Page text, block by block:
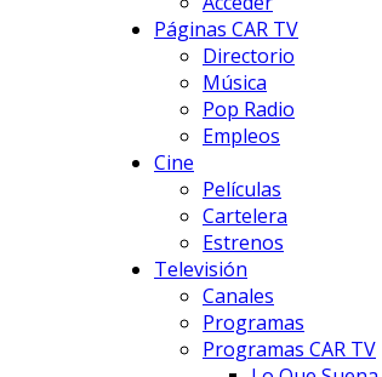
Páginas CAR TV
Directorio
Música
Pop Radio
Empleos
Cine
Películas
Cartelera
Estrenos
Televisión
Canales
Programas
Programas CAR TV